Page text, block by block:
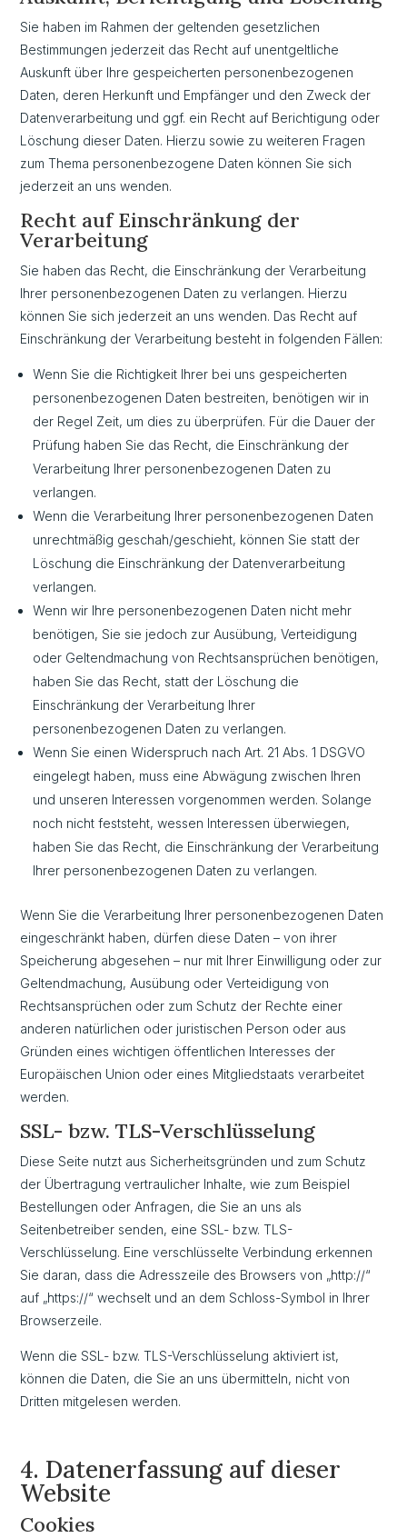
Sie haben im Rahmen der geltenden gesetzlichen
Bestimmungen jederzeit das Recht auf unentgeltliche
Auskunft über Ihre gespeicherten personenbezogenen
Daten, deren Herkunft und Empfänger und den Zweck der
Datenverarbeitung und ggf. ein Recht auf Berichtigung oder
Löschung dieser Daten. Hierzu sowie zu weiteren Fragen
zum Thema personenbezogene Daten können Sie sich
jederzeit an uns wenden.
Recht auf Einschränkung der
Verarbeitung
Sie haben das Recht, die Einschränkung der Verarbeitung
Ihrer personenbezogenen Daten zu verlangen. Hierzu
können Sie sich jederzeit an uns wenden. Das Recht auf
Einschränkung der Verarbeitung besteht in folgenden Fällen:
Wenn Sie die Richtigkeit Ihrer bei uns gespeicherten
personenbezogenen Daten bestreiten, benötigen wir in
der Regel Zeit, um dies zu überprüfen. Für die Dauer der
Prüfung haben Sie das Recht, die Einschränkung der
Verarbeitung Ihrer personenbezogenen Daten zu
verlangen.
Wenn die Verarbeitung Ihrer personenbezogenen Daten
unrechtmäßig geschah/geschieht, können Sie statt der
Löschung die Einschränkung der Datenverarbeitung
verlangen.
Wenn wir Ihre personenbezogenen Daten nicht mehr
benötigen, Sie sie jedoch zur Ausübung, Verteidigung
oder Geltendmachung von Rechtsansprüchen benötigen,
haben Sie das Recht, statt der Löschung die
Einschränkung der Verarbeitung Ihrer
personenbezogenen Daten zu verlangen.
Wenn Sie einen Widerspruch nach Art. 21 Abs. 1 DSGVO
eingelegt haben, muss eine Abwägung zwischen Ihren
und unseren Interessen vorgenommen werden. Solange
noch nicht feststeht, wessen Interessen überwiegen,
haben Sie das Recht, die Einschränkung der Verarbeitung
Ihrer personenbezogenen Daten zu verlangen.
Wenn Sie die Verarbeitung Ihrer personenbezogenen Daten
eingeschränkt haben, dürfen diese Daten – von ihrer
Speicherung abgesehen – nur mit Ihrer Einwilligung oder zur
Geltendmachung, Ausübung oder Verteidigung von
Rechtsansprüchen oder zum Schutz der Rechte einer
anderen natürlichen oder juristischen Person oder aus
Gründen eines wichtigen öffentlichen Interesses der
Europäischen Union oder eines Mitgliedstaats verarbeitet
werden.
SSL- bzw. TLS-Verschlüsselung
Diese Seite nutzt aus Sicherheitsgründen und zum Schutz
der Übertragung vertraulicher Inhalte, wie zum Beispiel
Bestellungen oder Anfragen, die Sie an uns als
Seitenbetreiber senden, eine SSL- bzw. TLS-
Verschlüsselung. Eine verschlüsselte Verbindung erkennen
Sie daran, dass die Adresszeile des Browsers von „http://“
auf „https://“ wechselt und an dem Schloss-Symbol in Ihrer
Browserzeile.
Wenn die SSL- bzw. TLS-Verschlüsselung aktiviert ist,
können die Daten, die Sie an uns übermitteln, nicht von
Dritten mitgelesen werden.
4. Datenerfassung auf dieser
Website
Cookies